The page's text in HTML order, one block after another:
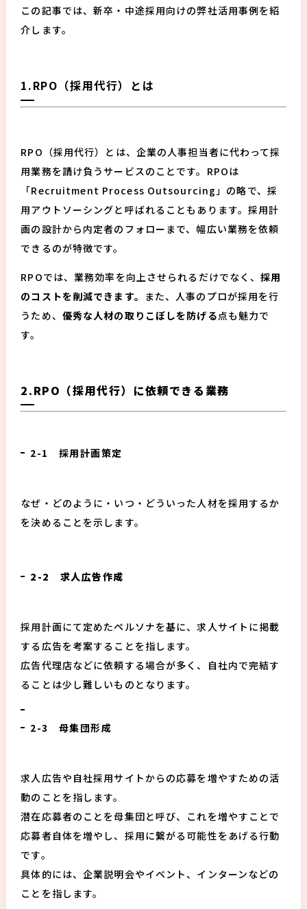
この記事では、新卒・中途採用向けの弊社活用事例を紹
介します。
1.RPO（採用代行）とは
RPO（採用代行）とは、企業の人事担当者に代わって採
用業務を請け負うサービスのことです。RPOは
「Recruitment Process Outsourcing」の略で、採
用アウトソーシングと呼ばれることもあります。採用計
画の設計から内定者のフォローまで、幅広い業務を依頼
できるのが特徴です。
RPOでは、業務効率を向上させられるだけでなく、採用
のコストを削減できます。 また、人事のプロが採用を行
うため、 優秀な人材の取りこぼしを防げる点も魅力で
す。
2.RPO（採用代行）に依頼できる業務
2-1 採用計画策定
なぜ・どのように・いつ・どういった人材を採用するか
を決めることを示します。
2-2 求人広告作成
採用計画にて定めたペルソナを基に、求人サイトに掲載
する広告を考案することを指します。
広告代理店などに依頼する場合が多く、自社内で完結す
ることは少し難しいものとなります。
2-3 母集団形成
求人広告や自社採用サイトからの応募を増やすための活
動のことを指します。
潜在応募者のことを母集団と呼び、これを増やすことで
応募者自体を増やし、採用に繋がる可能性をあげる行動
です。
具体的には、企業説明会やイベント、インターンなどの
ことを指します。